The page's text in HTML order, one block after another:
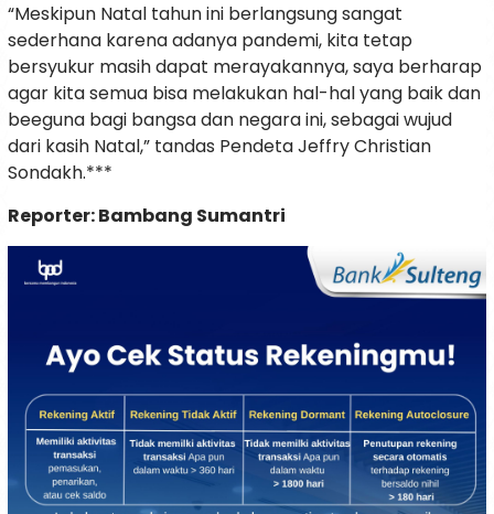
“Meskipun Natal tahun ini berlangsung sangat
sederhana karena adanya pandemi, kita tetap
bersyukur masih dapat merayakannya, saya berharap
agar kita semua bisa melakukan hal-hal yang baik dan
beeguna bagi bangsa dan negara ini, sebagai wujud
dari kasih Natal,” tandas Pendeta Jeffry Christian
Sondakh.***
Reporter: Bambang Sumantri